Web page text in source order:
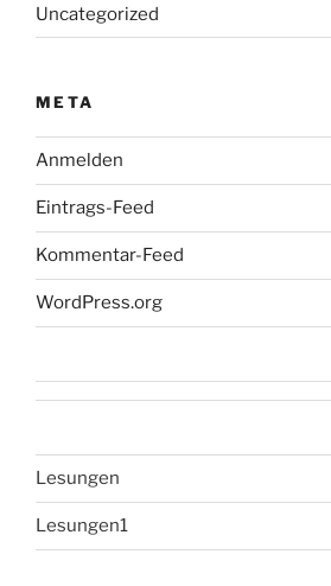
Uncategorized
META
Anmelden
Eintrags-Feed
Kommentar-Feed
WordPress.org
Lesungen
Lesungen1